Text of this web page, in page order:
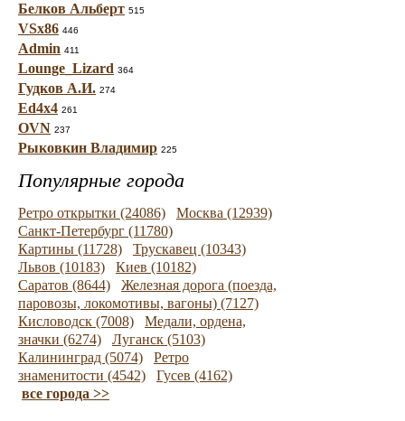
Белков Альберт 515
VSx86 446
Admin 411
Lounge_Lizard 364
Гудков А.И. 274
Ed4x4 261
OVN 237
Рыковкин Владимир 225
Популярные города
Ретро открытки (24086)
Москва (12939)
Санкт-Петербург (11780)
Картины (11728)
Трускавец (10343)
Львов (10183)
Киев (10182)
Саратов (8644)
Железная дорога (поезда,
паровозы, локомотивы, вагоны) (7127)
Кисловодск (7008)
Медали, ордена,
значки (6274)
Луганск (5103)
Калининград (5074)
Ретро
знаменитости (4542)
Гусев (4162)
все города >>